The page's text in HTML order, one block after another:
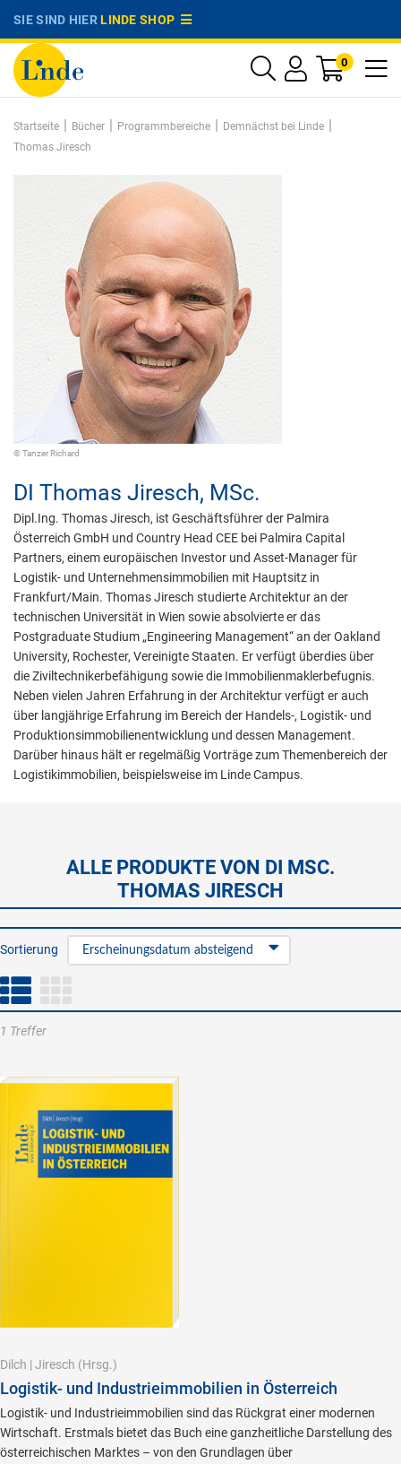
SIE SIND HIERLINDE SHOP
0
Startseite | Bücher | Programmbereiche | Demnächst bei Linde |
Thomas Jiresch
© Tanzer Richard
DI Thomas Jiresch, MSc.
Dipl.Ing. Thomas Jiresch, ist Geschäftsführer der Palmira
Österreich GmbH und Country Head CEE bei Palmira Capital
Partners, einem europäischen Investor und Asset-Manager für
Logistik- und Unternehmensimmobilien mit Hauptsitz in
Frankfurt/Main. Thomas Jiresch studierte Architektur an der
technischen Universität in Wien sowie absolvierte er das
Postgraduate Studium „Engineering Management“ an der Oakland
University, Rochester, Vereinigte Staaten. Er verfügt überdies über
die Ziviltechnikerbefähigung sowie die Immobilienmaklerbefugnis.
Neben vielen Jahren Erfahrung in der Architektur verfügt er auch
über langjährige Erfahrung im Bereich der Handels-, Logistik- und
Produktionsimmobilienentwicklung und dessen Management.
Darüber hinaus hält er regelmäßig Vorträge zum Themenbereich der
Logistikimmobilien, beispielsweise im Linde Campus.
ALLE PRODUKTE VON DI MSC.
THOMAS JIRESCH
Sortierung Erscheinungsdatum absteigend
1 Treffer
Dilch | Jiresch (Hrsg.)
Logistik- und Industrieimmobilien in Österreich
Logistik- und Industrieimmobilien sind das Rückgrat einer modernen
Wirtschaft. Erstmals bietet das Buch eine ganzheitliche Darstellung des
österreichischen Marktes – von den Grundlagen über